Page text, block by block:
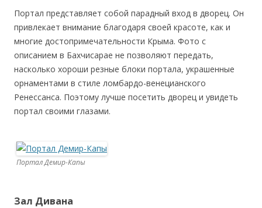
Портал представляет собой парадный вход в дворец. Он
привлекает внимание благодаря своей красоте, как и
многие достопримечательности Крыма. Фото с
описанием в Бахчисарае не позволяют передать,
насколько хороши резные блоки портала, украшенные
орнаментами в стиле ломбардо-венецианского
Ренессанса. Поэтому лучше посетить дворец и увидеть
портал своими глазами.
Портал Демир-Капы
Зал Дивана